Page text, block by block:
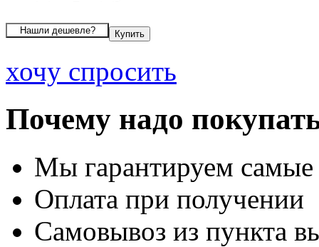
хочу спросить
Почему надо
Мы гарантируем
Оплата при получении
Самовывоз из пункта